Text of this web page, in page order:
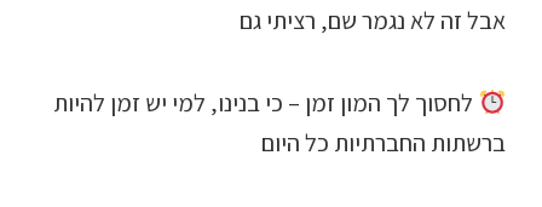
אבל זה לא נגמר שם, רציתי גם
לחסוך לך המון זמן – כי בנינו, למי יש זמן להיות
ברשתות החברתיות כל היום